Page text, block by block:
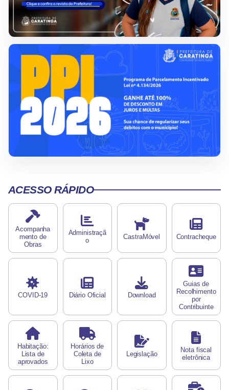
ACESSO RÁPIDO
Acompanha
mento de
Obras
Administraçã
o
CastraMóvel Contracheque
COVID-19 Diário Oficial Download
Guias de
Recolhimento
por
Contribuinte
Habitação:
Lista de
aprovados
Horários de
Coleta de
Lixo
Legislação
Nota fiscal
eletrônica